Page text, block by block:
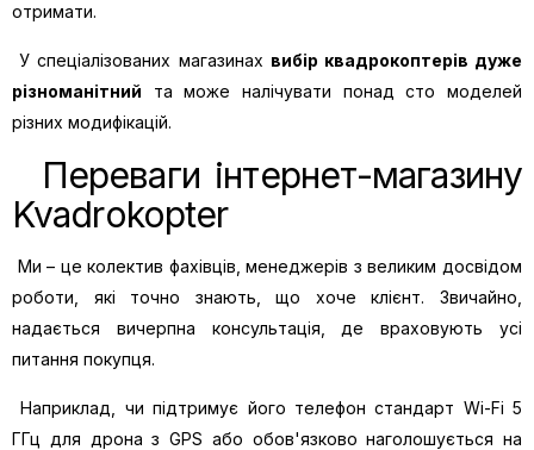
отримати.
У спеціалізованих магазинах вибір квадрокоптерів дуже
різноманітний та може налічувати понад сто моделей
різних модифікацій.
Переваги інтернет-магазину
Kvadrokopter
Ми – це колектив фахівців, менеджерів з великим досвідом
роботи, які точно знають, що хоче клієнт. Звичайно,
надається вичерпна консультація, де враховують усі
питання покупця.
Наприклад, чи підтримує його телефон стандарт Wi-Fi 5
ГГц для дрона з GPS або обов'язково наголошується на